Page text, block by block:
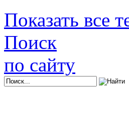
Показать все
Поиск
по сайту